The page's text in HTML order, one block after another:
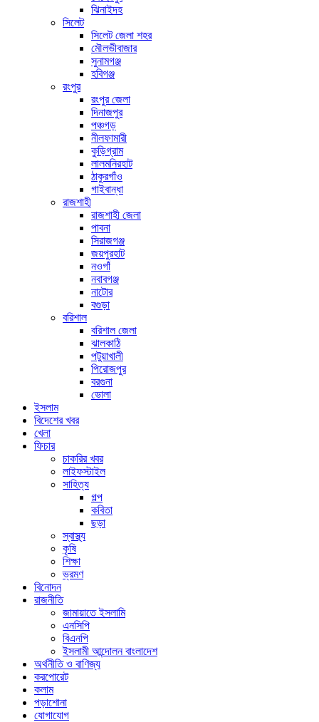
ঝিনাইদহ
সিলেট
সিলেট জেলা শহর
মৌলভীবাজার
সুনামগঞ্জ
হবিগঞ্জ
রংপুর
রংপুর জেলা
দিনাজপুর
পঞ্চগড়
নীলফামারী
কুড়িগ্রাম
লালমনিরহাট
ঠাকুরগাঁও
গাইবান্ধা
রাজশাহী
রাজশাহী জেলা
পাবনা
সিরাজগঞ্জ
জয়পুরহাট
নওগাঁ
নবাবগঞ্জ
নাটোর
বগুড়া
বরিশাল
বরিশাল জেলা
ঝালকাঠি
পটুয়াখালী
পিরোজপুর
বরগুনা
ভোলা
ইসলাম
বিদেশের খবর
খেলা
ফিচার
চাকরির খবর
লাইফস্টাইল
সাহিত্য
গল্প
কবিতা
ছড়া
স্বাস্থ্য
কৃষি
শিক্ষা
ভ্রমণ
বিনোদন
রাজনীতি
জামায়াতে ইসলামি
এনসিপি
বিএনপি
ইসলামী আন্দোলন বাংলাদেশ
অর্থনীতি ও বাণিজ্য
করপোরেট
কলাম
পড়াশোনা
যোগাযোগ